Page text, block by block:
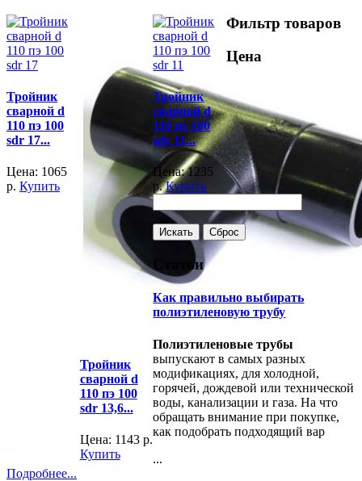
Тройник
сварной d
110 пэ 100
sdr 17...
Цена: 1065
р. Купить
Тройник
сварной d
110 пэ 100
sdr 13,6...
Цена: 1143 р.
Купить
Тройник
сварной d
110 пэ 100
sdr 11...
Цена:1235
р. Купить
Фильтр товаров
Цена
Статьи
Как правильно выбирать
полиэтиленовую трубу
Полиэтиленовые трубы
выпускают в самых разных
модификациях, для холодной,
горячей, дождевой или технической
воды, канализации и газа. На что
обращать внимание при покупке,
как подобрать подходящий вар
...
Подробнее...